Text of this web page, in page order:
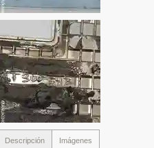
Descripción Imágenes